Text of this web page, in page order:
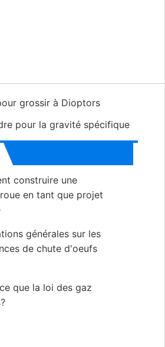
grossir à Dioptors
pour la gravité spécifique
construire une
en tant que projet
générales sur les
de chute d'oeufs
que la loi des gaz